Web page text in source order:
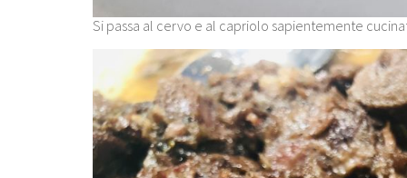
Si passa al cervo e al capriolo sapientemente